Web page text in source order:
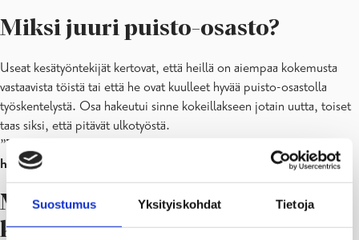
Suostumus Yksityiskohdat Tietoja
Miksi juuri puisto-osasto?
Useat kesätyöntekijät kertovat, että heillä on aiempaa kokemusta
vastaavista töistä tai että he ovat kuulleet hyvää puisto-osastolla
työskentelystä. Osa hakeutui sinne kokeillakseen jotain uutta, toiset
taas siksi, että pitävät ulkotyöstä.
”Tarvitsin rahaa ja pidän ulkona olemisesta – tämä tuntui
hyvältä valinnalta
Mitä puisto-osaston
kesätyöntekijä tekee?